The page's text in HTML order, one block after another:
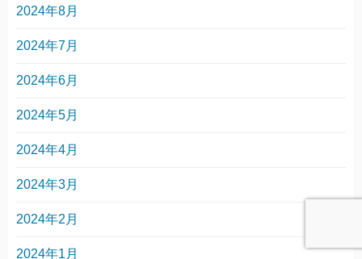
2024年8月
2024年7月
2024年6月
2024年5月
2024年4月
2024年3月
2024年2月
2024年1月